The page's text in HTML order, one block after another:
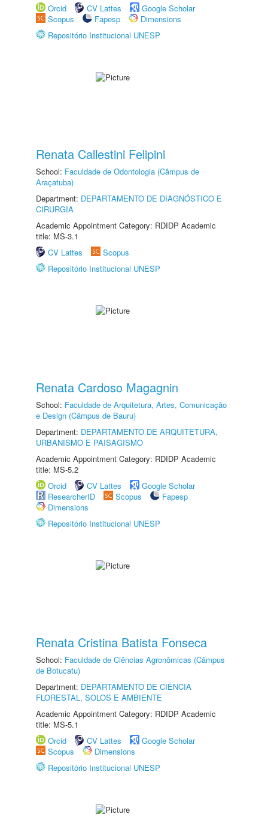
Orcid
CV Lattes
Google Scholar
Scopus
Fapesp
Dimensions
Repositório Institucional UNESP
Renata Callestini Felipini
School: Faculdade de Odontologia (Câmpus de
Araçatuba)
Department: DEPARTAMENTO DE DIAGNÓSTICO E
CIRURGIA
Academic Appointment Category: RDIDP Academic
title: MS-3.1
CV Lattes
Scopus
Repositório Institucional UNESP
Renata Cardoso Magagnin
School: Faculdade de Arquitetura, Artes, Comunicação
e Design (Câmpus de Bauru)
Department: DEPARTAMENTO DE ARQUITETURA,
URBANISMO E PAISAGISMO
Academic Appointment Category: RDIDP Academic
title: MS-5.2
Orcid
CV Lattes
Google Scholar
ResearcherID
Scopus
Fapesp
Dimensions
Repositório Institucional UNESP
Renata Cristina Batista Fonseca
School: Faculdade de Ciências Agronômicas (Câmpus
de Botucatu)
Department: DEPARTAMENTO DE CIÊNCIA
FLORESTAL, SOLOS E AMBIENTE
Academic Appointment Category: RDIDP Academic
title: MS-5.1
Orcid
CV Lattes
Google Scholar
Scopus
Dimensions
Repositório Institucional UNESP